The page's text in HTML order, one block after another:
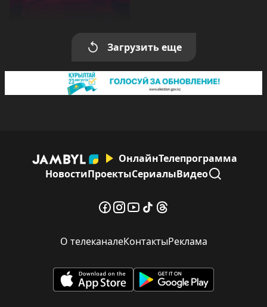
Загрузить еще
ОнлайнТелепрограмма
НовостиПроектыСериалыВидео
О телеканалеКонтактыРеклама